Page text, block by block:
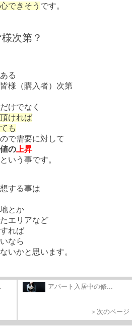
できそう です。
次第？
る
様（購入者）次第
けでなく
ければ
も
で需要に対して
の 上昇
いう事です。
する事は
とか
エリアなど
れば
なら
いかと思います。
アパート入居中の修...
＞次のページ